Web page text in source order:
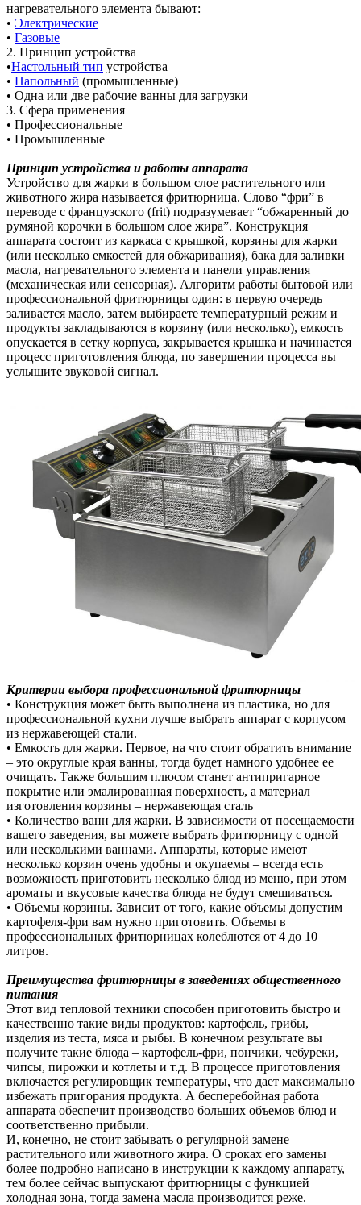
нагревательного элемента бывают:
• Электрические
• Газовые
2. Принцип устройства
•Настольный тип устройства
• Напольный (промышленные)
• Одна или две рабочие ванны для загрузки
3. Сфера применения
• Профессиональные
• Промышленные
Принцип устройства и работы аппарата
Устройство для жарки в большом слое растительного или
животного жира называется фритюрница. Слово “фри” в
переводе с французского (frit) подразумевает “обжаренный до
румяной корочки в большом слое жира”. Конструкция
аппарата состоит из каркаса с крышкой, корзины для жарки
(или несколько емкостей для обжаривания), бака для заливки
масла, нагревательного элемента и панели управления
(механическая или сенсорная). Алгоритм работы бытовой или
профессиональной фритюрницы один: в первую очередь
заливается масло, затем выбираете температурный режим и
продукты закладываются в корзину (или несколько), емкость
опускается в сетку корпуса, закрывается крышка и начинается
процесс приготовления блюда, по завершении процесса вы
услышите звуковой сигнал.
Критерии выбора профессиональной фритюрницы
• Конструкция может быть выполнена из пластика, но для
профессиональной кухни лучше выбрать аппарат с корпусом
из нержавеющей стали.
• Емкость для жарки. Первое, на что стоит обратить внимание
– это округлые края ванны, тогда будет намного удобнее ее
очищать. Также большим плюсом станет антипригарное
покрытие или эмалированная поверхность, а материал
изготовления корзины – нержавеющая сталь
• Количество ванн для жарки. В зависимости от посещаемости
вашего заведения, вы можете выбрать фритюрницу с одной
или несколькими ваннами. Аппараты, которые имеют
несколько корзин очень удобны и окупаемы – всегда есть
возможность приготовить несколько блюд из меню, при этом
ароматы и вкусовые качества блюда не будут смешиваться.
• Объемы корзины. Зависит от того, какие объемы допустим
картофеля-фри вам нужно приготовить. Объемы в
профессиональных фритюрницах колеблются от 4 до 10
литров.
Преимущества фритюрницы в заведениях общественного
питания
Этот вид тепловой техники способен приготовить быстро и
качественно такие виды продуктов: картофель, грибы,
изделия из теста, мяса и рыбы. В конечном результате вы
получите такие блюда – картофель-фри, пончики, чебуреки,
чипсы, пирожки и котлеты и т.д. В процессе приготовления
включается регулировщик температуры, что дает максимально
избежать пригорания продукта. А бесперебойная работа
аппарата обеспечит производство больших объемов блюд и
соответственно прибыли.
И, конечно, не стоит забывать о регулярной замене
растительного или животного жира. О сроках его замены
более подробно написано в инструкции к каждому аппарату,
тем более сейчас выпускают фритюрницы с функцией
холодная зона, тогда замена масла производится реже.